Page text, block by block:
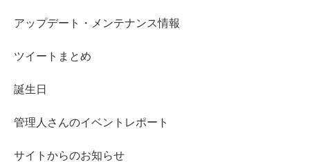
アップデート・メンテナンス情報
ツイートまとめ
誕生日
管理人さんのイベントレポート
サイトからのお知らせ